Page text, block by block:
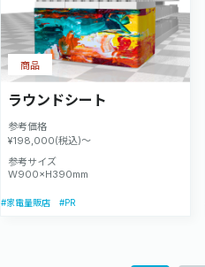
ラウンドシート
参考価格
¥198,000(税込)～
参考サイズ
W900×H390mm
商品
#家電量販店 #PR